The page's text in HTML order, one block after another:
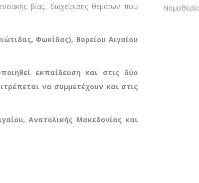
βίας, διαχείρισης θεμάτων που
Φωκίδας), Βορείου Αιγαίου
εκπαίδευση και στις δύο
να συμμετέχουν και στις
Ανατολικής Μακεδονίας και